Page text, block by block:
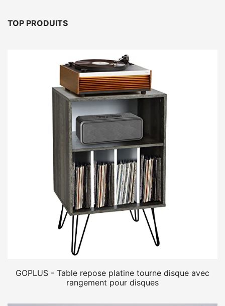
TOP PRODUITS
GOPLUS - Table repose platine tourne disque avec
rangement pour disques